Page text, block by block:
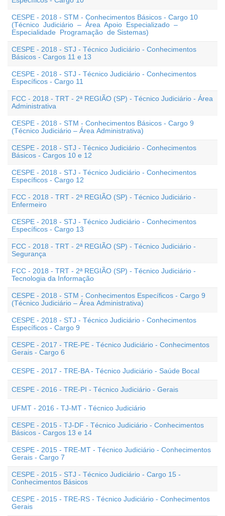
CESPE - 2018 - STM - Conhecimentos Básicos - Cargo 10
(Técnico Judiciário – Área Apoio Especializado –
Especialidade Programação de Sistemas)
CESPE - 2018 - STJ - Técnico Judiciário - Conhecimentos
Básicos - Cargos 11 e 13
CESPE - 2018 - STJ - Técnico Judiciário - Conhecimentos
Específicos - Cargo 11
FCC - 2018 - TRT - 2ª REGIÃO (SP) - Técnico Judiciário - Área
Administrativa
CESPE - 2018 - STM - Conhecimentos Básicos - Cargo 9
(Técnico Judiciário – Área Administrativa)
CESPE - 2018 - STJ - Técnico Judiciário - Conhecimentos
Básicos - Cargos 10 e 12
CESPE - 2018 - STJ - Técnico Judiciário - Conhecimentos
Específicos - Cargo 12
FCC - 2018 - TRT - 2ª REGIÃO (SP) - Técnico Judiciário -
Enfermeiro
CESPE - 2018 - STJ - Técnico Judiciário - Conhecimentos
Específicos - Cargo 13
FCC - 2018 - TRT - 2ª REGIÃO (SP) - Técnico Judiciário -
Segurança
FCC - 2018 - TRT - 2ª REGIÃO (SP) - Técnico Judiciário -
Tecnologia da Informação
CESPE - 2018 - STM - Conhecimentos Específicos - Cargo 9
(Técnico Judiciário – Área Administrativa)
CESPE - 2018 - STJ - Técnico Judiciário - Conhecimentos
Específicos - Cargo 9
CESPE - 2017 - TRE-PE - Técnico Judiciário - Conhecimentos
Gerais - Cargo 6
CESPE - 2017 - TRE-BA - Técnico Judiciário - Saúde Bocal
CESPE - 2016 - TRE-PI - Técnico Judiciário - Gerais
UFMT - 2016 - TJ-MT - Técnico Judiciário
CESPE - 2015 - TJ-DF - Técnico Judiciário - Conhecimentos
Básicos - Cargos 13 e 14
CESPE - 2015 - TRE-MT - Técnico Judiciário - Conhecimentos
Gerais - Cargo 7
CESPE - 2015 - STJ - Técnico Judiciário - Cargo 15 -
Conhecimentos Básicos
CESPE - 2015 - TRE-RS - Técnico Judiciário - Conhecimentos
Gerais